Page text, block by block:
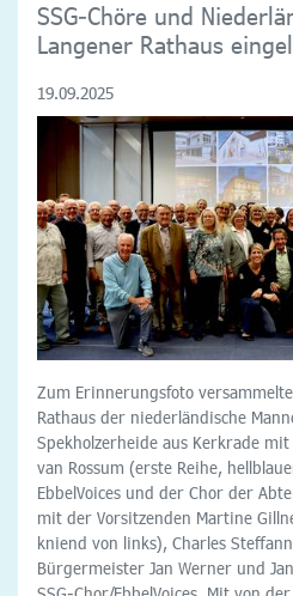
SSG-Chöre und
Langener Rathaus
Zum Erinnerungsfoto
Rathaus der niederländische
Spekholzerheide aus Kerkrade
van Rossum (erste Reihe,
EbbelVoices und der Chor der
mit der Vorsitzenden Martine
kniend von links), Charles
Bürgermeister Jan Werner und
19.09.2025